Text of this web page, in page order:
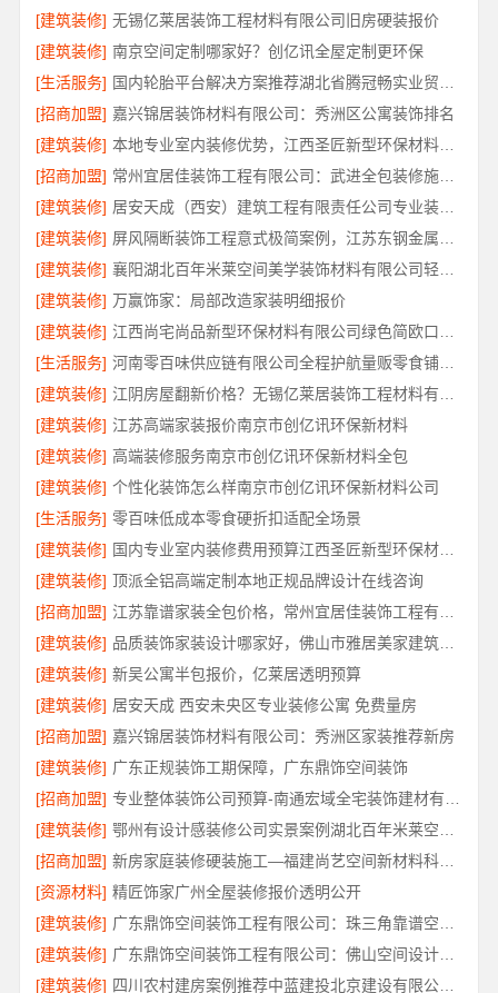
[建筑装修] 无锡亿莱居装饰工程材料有限公司旧房硬装报价
[建筑装修] 南京空间定制哪家好？创亿讯全屋定制更环保
[生活服务]
[招商加盟] 嘉兴锦居装饰材料有限公司：秀洲区公寓装饰排名
[建筑装修]
本地专业室内装修优势，江西圣匠新型环保材料有限公司详解
[招商加盟]
常州宜居佳装饰工程有限公司：武进全包装修施工专业可靠
[建筑装修]
居安天成（西安）建筑工程有限责任公司专业装修西安平层免费量房
[建筑装修]
[建筑装修]
襄阳湖北百年米莱空间美学装饰材料有限公司轻奢风设计装修
[建筑装修] 万赢饰家：局部改造家装明细报价
[建筑装修]
[生活服务]
河南零百味供应链有限公司全程护航量贩零食铺无忧经营
[建筑装修]
[建筑装修] 江苏高端家装报价南京市创亿讯环保新材料
[建筑装修] 高端装修服务南京市创亿讯环保新材料全包
[建筑装修] 个性化装饰怎么样南京市创亿讯环保新材料公司
[生活服务] 零百味低成本零食硬折扣适配全场景
[建筑装修]
国内专业室内装修费用预算江西圣匠新型环保材料有限公司
[建筑装修] 顶派全铝高端定制本地正规品牌设计在线咨询
[招商加盟]
[建筑装修]
品质装饰家装设计哪家好，佛山市雅居美家建筑装饰工程有限公司靠谱
[建筑装修] 新吴公寓半包报价，亿莱居透明预算
[建筑装修] 居安天成 西安未央区专业装修公寓 免费量房
[招商加盟] 嘉兴锦居装饰材料有限公司：秀洲区家装推荐新房
[建筑装修] 广东正规装饰工期保障，广东鼎饰空间装饰
[招商加盟]
[建筑装修]
[招商加盟]
新房家庭装修硬装施工—福建尚艺空间新材料科技有限公司
[资源材料] 精匠饰家广州全屋装修报价透明公开
[建筑装修]
[建筑装修]
广东鼎饰空间装饰工程有限公司：佛山空间设计优惠活动售后无忧
[建筑装修]
四川农村建房案例推荐中蓝建投北京建设有限公司四川